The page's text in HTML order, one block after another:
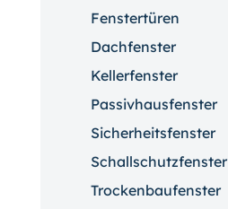
Fenstertüren
Dachfenster
Kellerfenster
Passivhausfenster
Sicherheitsfenster
Schallschutzfenster
Trockenbaufenster